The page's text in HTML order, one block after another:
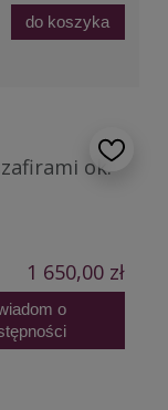
do koszyka
ok.
1 650,00 zł
o